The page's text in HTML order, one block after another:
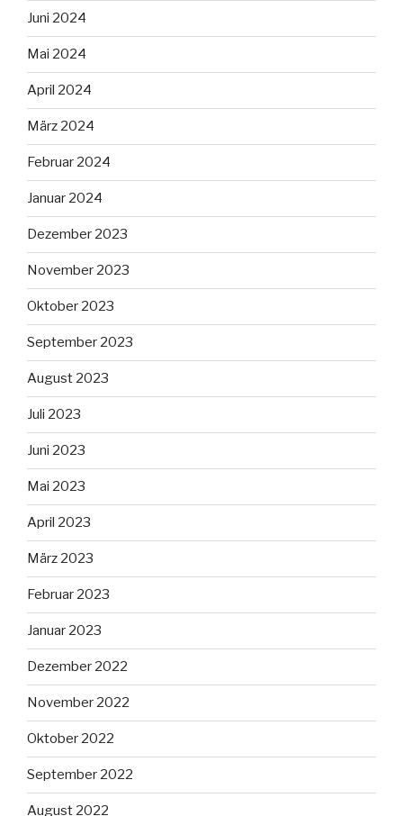
Juni 2024
Mai 2024
April 2024
März 2024
Februar 2024
Januar 2024
Dezember 2023
November 2023
Oktober 2023
September 2023
August 2023
Juli 2023
Juni 2023
Mai 2023
April 2023
März 2023
Februar 2023
Januar 2023
Dezember 2022
November 2022
Oktober 2022
September 2022
August 2022